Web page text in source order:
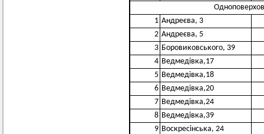
1 Андреєва, 3
2 Андреєва, 5
3 Боровиковського, 39
4 Ведмедівка,17
5 Ведмедівка,18
6 Ведмедівка,20
7 Ведмедівка,24
8 Ведмедівка,39
9 Воскресінська, 24